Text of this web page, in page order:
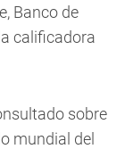
Banco de
calificadora
sobre
mundial del